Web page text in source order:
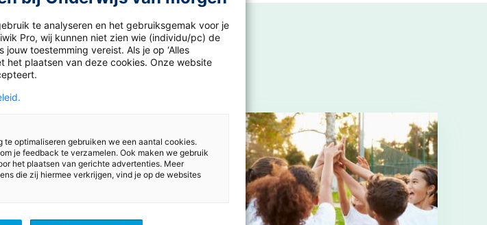
te analyseren en het gebruiksgemak voor je
Pro, wij kunnen niet zien wie (individu/pc) de
toestemming vereist. Als je op ‘Alles
het plaatsen van deze cookies. Onze website
te optimaliseren gebruiken we een aantal cookies.
je feedback te verzamelen. Ook maken we gebruik
het plaatsen van gerichte advertenties. Meer
die zij hiermee verkrijgen, vind je op de websites